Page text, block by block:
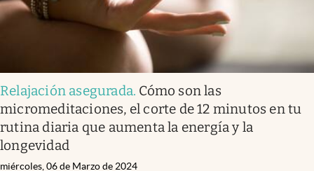
Relajación asegurada. Cómo son las
micromeditaciones, el corte de 12 minutos en tu
rutina diaria que aumenta la energía y la
longevidad
miércoles, 06 de Marzo de 2024